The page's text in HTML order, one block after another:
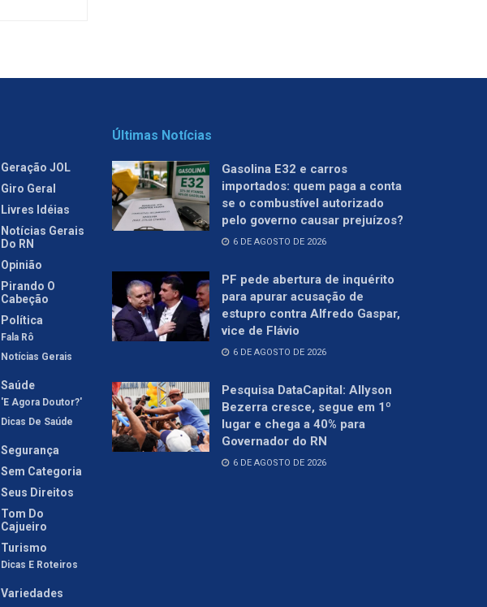
Geração JOL
Giro Geral
Livres Idéias
Notícias Gerais
Do RN
Opinião
Pirando O
Cabeção
Política
Fala Rô
Notícias Gerais
Saúde
'E Agora Doutor?'
Dicas De Saúde
Segurança
Sem Categoria
Seus Direitos
Tom Do
Cajueiro
Turismo
Dicas E Roteiros
Variedades
Últimas Notícias
Gasolina E32 e carros
importados: quem paga a conta
se o combustível autorizado
pelo governo causar prejuízos?
6 DE AGOSTO DE 2026
PF pede abertura de inquérito
para apurar acusação de
estupro contra Alfredo Gaspar,
vice de Flávio
6 DE AGOSTO DE 2026
Pesquisa DataCapital: Allyson
Bezerra cresce, segue em 1º
lugar e chega a 40% para
Governador do RN
6 DE AGOSTO DE 2026